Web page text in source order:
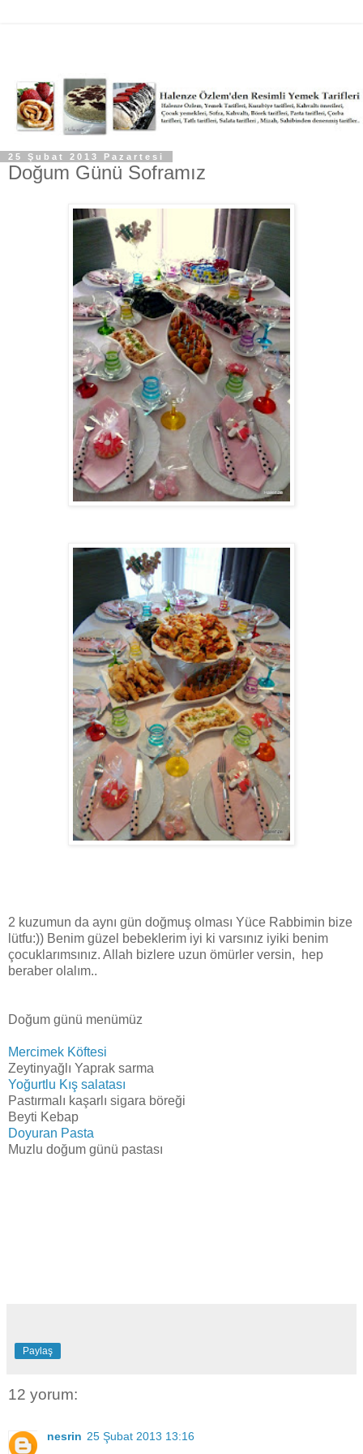
25 Şubat 2013 Pazartesi
Doğum Günü Soframız
2 kuzumun da aynı gün doğmuş olması Yüce Rabbimin bize
lütfu:)) Benim güzel bebeklerim iyi ki varsınız iyiki benim
çocuklarımsınız. Allah bizlere uzun ömürler versin, hep
beraber olalım..
Doğum günü menümüz
Mercimek Köftesi
Zeytinyağlı Yaprak sarma
Yoğurtlu Kış salatası
Pastırmalı kaşarlı sigara böreği
Beyti Kebap
Doyuran Pasta
Muzlu doğum günü pastası
Paylaş
12 yorum:
nesrin 25 Şubat 2013 13:16